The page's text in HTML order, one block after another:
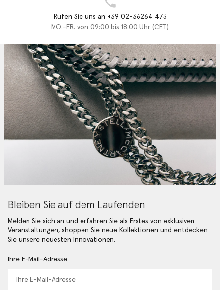
Rufen Sie uns an +39 02-36264 473
MO.-FR. von 09:00 bis 18:00 Uhr (CET)
Bleiben Sie auf dem Laufenden
Melden Sie sich an und erfahren Sie als Erstes von exklusiven
Veranstaltungen, shoppen Sie neue Kollektionen und entdecken
Sie unsere neuesten Innovationen.
Ihre E-Mail-Adresse